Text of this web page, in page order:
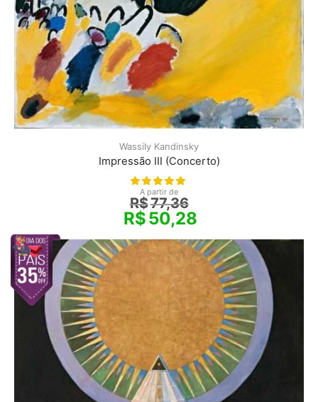
Wassily Kandinsky
Impressão III (Concerto)
A partir de
R$77,36
R$50,28